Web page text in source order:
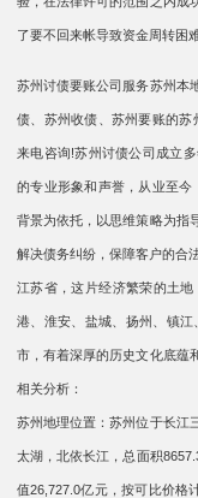
了要不回来帐导致资金周转困
苏州讨债要账公司服务苏州本
债、苏州收债、苏州要账的
来电咨询!苏州讨债公司成立
的专业形象和声誉，从业至
背景为依托，以思维策略为指
解决债务纠纷，保障客户的合
江苏省，这片经济繁荣的土
港、淮安、盐城、扬州、镇
市，有着深厚的历史文化底蕴
相关分析：
苏州地理位置：苏州位于长江
太湖，北依长江，总面积
值26,727.0亿元，按可比价格